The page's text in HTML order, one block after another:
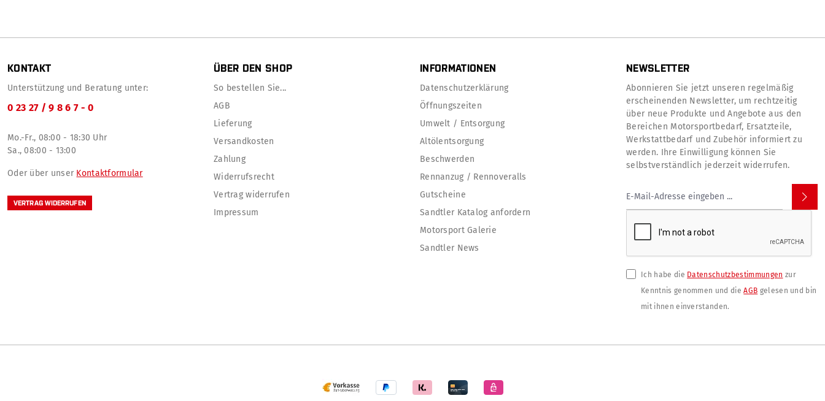
KONTAKT
Unterstützung und Beratung unter:
0 23 27 / 9 8 6 7 - 0
Mo.-Fr., 08:00 - 18:30 Uhr
Sa., 08:00 - 13:00
Oder über unser Kontaktformular
VERTRAG WIDERRUFEN
ÜBER DEN SHOP
So bestellen Sie...
AGB
Lieferung
Versandkosten
Zahlung
Widerrufsrecht
Vertrag widerrufen
Impressum
INFORMATIONEN
Datenschutzerklärung
Öffnungszeiten
Umwelt / Entsorgung
Altölentsorgung
Beschwerden
Rennanzug / Rennoveralls
Gutscheine
Sandtler Katalog anfordern
Motorsport Galerie
Sandtler News
NEWSLETTER
Abonnieren Sie jetzt unseren regelmäßig
erscheinenden Newsletter, um rechtzeitig
über neue Produkte und Angebote aus den
Bereichen Motorsportbedarf, Ersatzteile,
Werkstattbedarf und Zubehör informiert zu
werden. Ihre Einwilligung können Sie
selbstverständlich jederzeit widerrufen.
Ich habe die Datenschutzbestimmungen zur
Kenntnis genommen und dieAGB gelesen und bin
mit ihnen einverstanden.